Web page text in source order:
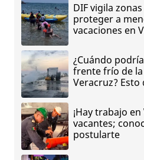
DIF vigila
proteger a
vacaciones en
¿Cuándo
frente frío de
Veracruz? Esto
¡Hay trabajo
vacantes;
postularte